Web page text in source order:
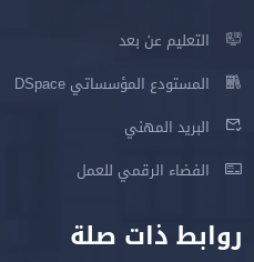
التعليم عن بعد
المستودع المؤسساتي DSpace
البريد المهني
الفضاء الرقمي للعمل
روابط ذات صلة